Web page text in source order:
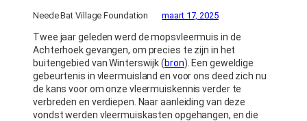
Neede Bat Village Foundation maart 17, 2025
Twee jaar geleden werd de mopsvleermuis in de
Achterhoek gevangen, om precies te zijn in het
buitengebied van Winterswijk (bron). Een geweldige
gebeurtenis in vleermuisland en voor ons deed zich nu
de kans voor om onze vleermuiskennis verder te
verbreden en verdiepen. Naar aanleiding van deze
vondst werden vleermuiskasten opgehangen, en die